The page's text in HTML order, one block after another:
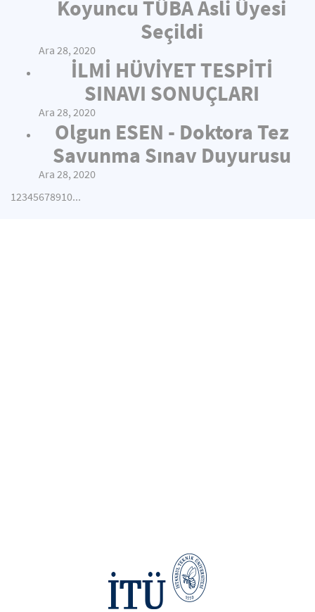
Koyuncu TÜBA Asli Üyesi
Seçildi
Ara 28, 2020
İLMİ HÜVİYET TESPİTİ
SINAVI SONUÇLARI
Ara 28, 2020
Olgun ESEN - Doktora Tez
Savunma Sınav Duyurusu
Ara 28, 2020
12345678910...